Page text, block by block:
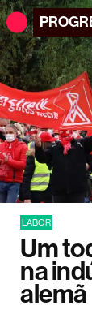
LABOR
Um
na
alemã